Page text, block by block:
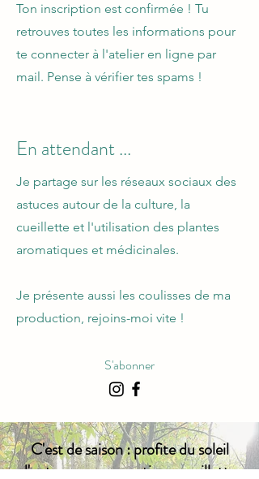
Ton inscription est confirmée ! Tu
retrouves toutes les informations pour
te connecter à l'atelier en ligne par
mail. Pense à vérifier tes spams !
En attendant ...
Je partage sur les réseaux sociaux des
astuces autour de la culture, la
cueillette et l'utilisation des plantes
aromatiques et médicinales.
Je présente aussi les coulisses de ma
production, rejoins-moi vite !
S'abonner
C'est de saison : profite du soleil
d'automne pour partir en cueillette,